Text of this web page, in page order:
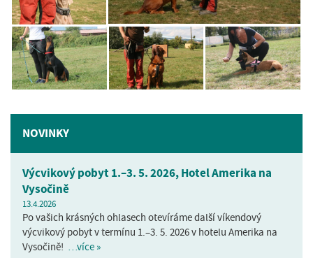
NOVINKY
Výcvikový pobyt 1.–3. 5. 2026, Hotel Amerika na
Vysočině
13.4.2026
Po vašich krásných ohlasech otevíráme další víkendový
výcvikový pobyt v termínu 1.–3. 5. 2026 v hotelu Amerika na
Vysočině! …více »